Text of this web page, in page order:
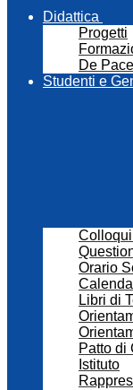
Didattica
Progetti
De
Studenti e
Orario
Libri di
Patto di
Istituto